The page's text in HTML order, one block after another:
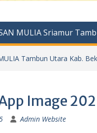
MULIA Sriamur
Tambun Utara Kab.
Image
Admin Website